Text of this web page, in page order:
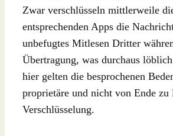
Zwar verschlüsseln mittlerweile
entsprechenden Apps die
unbefugtes Mitlesen Dritter
Übertragung, was durchaus
hier gelten die besprochenen
proprietäre und nicht von Ende zu
Verschlüsselung.